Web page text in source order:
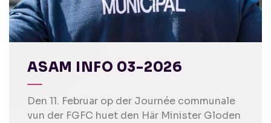
ASAM INFO 03-2026
Den 11. Februar op der Journée communale
vun der FGFC huet den Här Minister Gloden